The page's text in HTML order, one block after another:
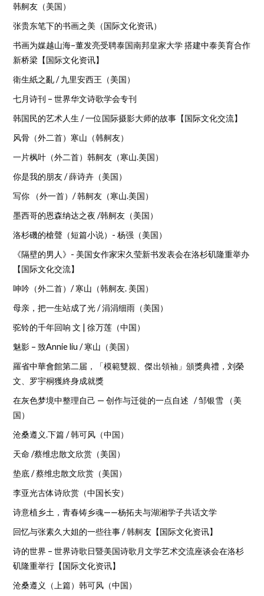
韩舸友（美国）
张贵东笔下的书画之美（国际文化资讯）
书画为媒越山海–董发亮受聘泰国南邦皇家大学 搭建中泰美育合作
新桥梁【国际文化资讯】
衛生紙之亂 / 九里安西王（美国）
七月诗刊 – 世界华文诗歌学会专刊
韩国民的艺术人生 / 一位国际摄影大师的故事【国际文化交流】
风骨（外二首）寒山（韩舸友）
一片枫叶（外二首）韩舸友（寒山.美国）
你是我的朋友 / 薛诗卉（美国）
写你 （外一首）/ 韩舸友（寒山.美国）
墨西哥的恩森纳达之夜 /韩舸友（美国）
洛杉磯的槍聲（短篇小说）- 杨强（美国）
《隔壁的男人》- 美国女作家宋久莹新书发表会在洛杉矶隆重举办
【国际文化交流】
呻吟（外二首）/ 寒山（韩舸友. 美国）
母亲，把一生站成了光 / 涓涓细雨（美国）
驼铃的千年回响 文 | 徐万莲（中国）
魅影 – 致Annie liu / 寒山（美国）
羅省中華會館第二届，「模範雙親、傑出領袖」頒獎典禮，刘榮
文、罗宇桐獲終身成就獎
在灰色梦境中整理自己 — 创作与迁徙的一点自述 / 邹银雪 （美
国）
沧桑遵义.下篇 / 韩可风（中国）
天命 /蔡维忠散文欣赏（美国）
垫底 / 蔡维忠散文欣赏（美国）
李亚光古体诗欣赏（中国长安）
诗意植乡土，青春铸乡魂——杨拓夫与湖湘学子共话文学
回忆与张素久大姐的一些往事 / 韩舸友【国际文化资讯】
诗的世界 – 世界诗歌日暨美国诗歌月文学艺术交流座谈会在洛杉
矶隆重举行【国际文化资讯】
沧桑遵义（上篇）韩可风（中国）